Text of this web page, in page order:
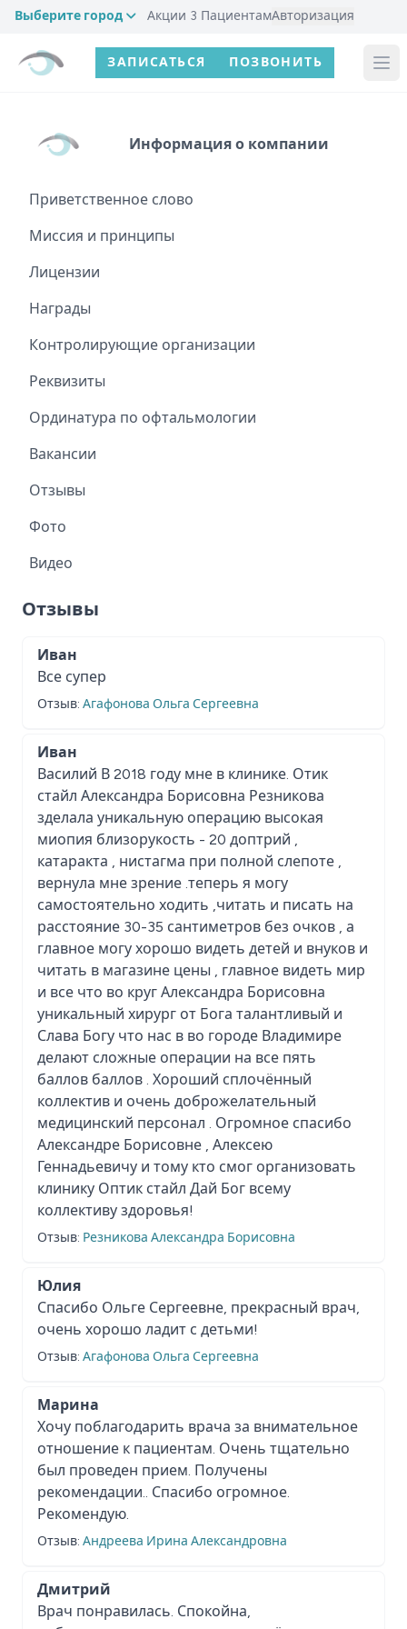
Выберите город Акции 3 ПациентамАвторизация
ЗАПИСАТЬСЯ ПОЗВОНИТЬ
Информация о компании
Приветственное слово
Миссия и принципы
Лицензии
Награды
Контролирующие организации
Реквизиты
Ординатура по офтальмологии
Вакансии
Отзывы
Фото
Видео
Отзывы
Иван
Все супер
Отзыв: Агафонова Ольга Сергеевна
Иван
Василий В 2018 году мне в клинике. Отик
стайл Александра Борисовна Резникова
зделала уникальную операцию высокая
миопия близорукость - 20 доптрий ,
катаракта , нистагма при полной слепоте ,
вернула мне зрение .теперь я могу
самостоятельно ходить ,читать и писать на
расстояние 30-35 сантиметров без очков , а
главное могу хорошо видеть детей и внуков и
читать в магазине цены , главное видеть мир
и все что во круг Александра Борисовна
уникальный хирург от Бога талантливый и
Слава Богу что нас в во городе Владимире
делают сложные операции на все пять
баллов баллов . Хороший сплочённый
коллектив и очень доброжелательный
медицинский персонал . Огромное спасибо
Александре Борисовне , Алексею
Геннадьевичу и тому кто смог организовать
клинику Оптик стайл Дай Бог всему
коллективу здоровья!
Отзыв: Резникова Александра Борисовна
Юлия
Спасибо Ольге Сергеевне, прекрасный врач,
очень хорошо ладит с детьми!
Отзыв: Агафонова Ольга Сергеевна
Марина
Хочу поблагодарить врача за внимательное
отношение к пациентам. Очень тщательно
был проведен прием. Получены
рекомендации.. Спасибо огромное.
Рекомендую.
Отзыв: Андреева Ирина Александровна
Дмитрий
Врач понравилась. Спокойна,